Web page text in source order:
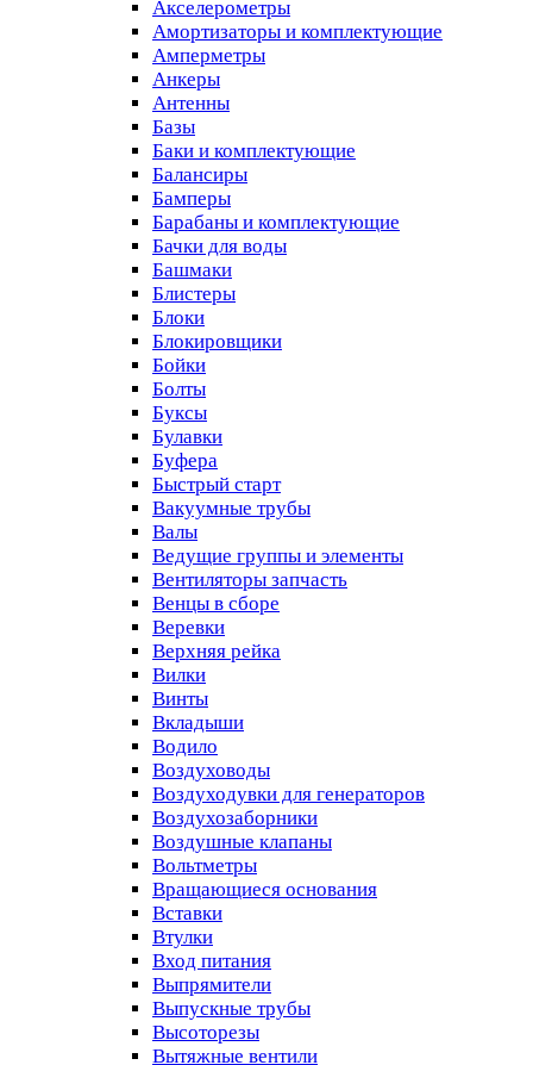
Акселерометры
Амортизаторы и комплектующие
Амперметры
Анкеры
Антенны
Базы
Баки и комплектующие
Балансиры
Бамперы
Барабаны и комплектующие
Бачки для воды
Башмаки
Блистеры
Блоки
Блокировщики
Бойки
Болты
Буксы
Булавки
Буфера
Быстрый старт
Вакуумные трубы
Валы
Ведущие группы и элементы
Вентиляторы запчасть
Венцы в сборе
Веревки
Верхняя рейка
Вилки
Винты
Вкладыши
Водило
Воздуховоды
Воздуходувки для генераторов
Воздухозаборники
Воздушные клапаны
Вольтметры
Вращающиеся основания
Вставки
Втулки
Вход питания
Выпрямители
Выпускные трубы
Высоторезы
Вытяжные вентили